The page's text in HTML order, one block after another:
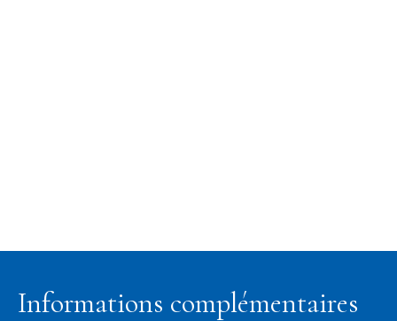
Informations complémentaires